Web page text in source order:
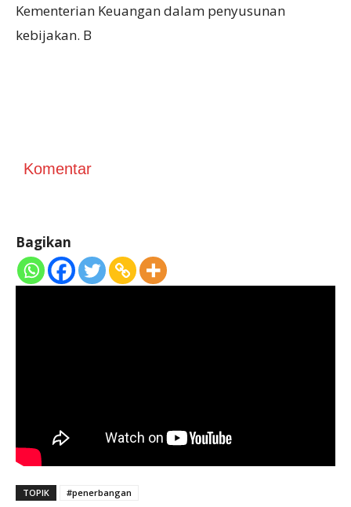
Kementerian Keuangan dalam penyusunan
kebijakan. B
Komentar
Bagikan
TOPIK #penerbangan